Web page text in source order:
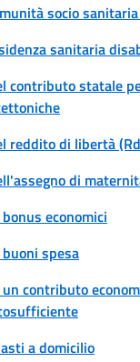
socio sanitaria
sanitaria
contributo statale
reddito di libertà
di
economici
spesa
contributo
a domicilio